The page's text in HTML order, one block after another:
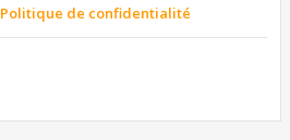
Politique de confidentialité